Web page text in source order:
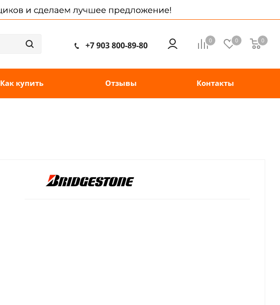
0 0 0
+7 903 800-89-80
Как купить Отзывы Контакты